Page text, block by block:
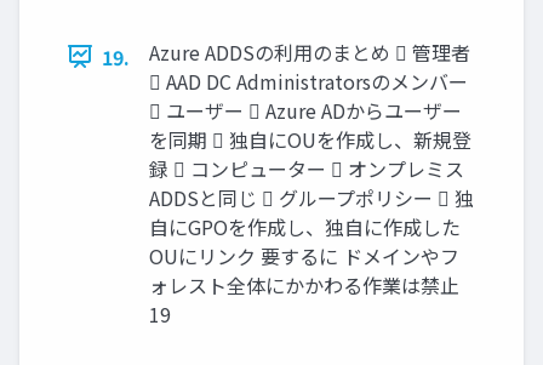
19.
Azure ADDSの利用のまとめ  管理者
 AAD DC Administratorsのメンバー
 ユーザー  Azure ADからユーザー
を同期  独自にOUを作成し、新規登
録  コンピューター  オンプレミス
ADDSと同じ  グループポリシー  独
自にGPOを作成し、独自に作成した
OUにリンク 要するに ドメインやフ
ォレスト全体にかかわる作業は禁止
19